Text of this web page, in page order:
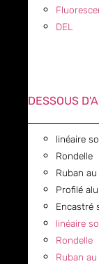
DEL
DESSOUS
linéaire
Rondelle
Ruban au
Profilé
Encastré
linéaire
Rondelle
Ruban au